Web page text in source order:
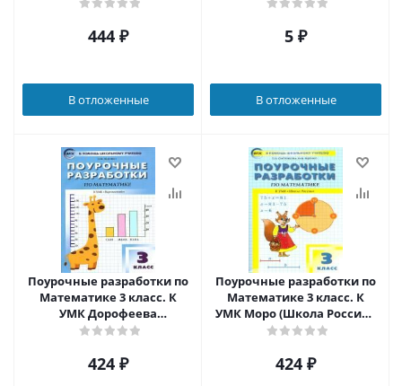
444 ₽
В отложенные
5 ₽
В отложенные
Поурочные разработки по
Математике 3 класс. К
УМК Дорофеева
(Перспектива). ФГОС
424 ₽
Поурочные разработки по
Математике 3 класс. К
УМК Моро (Школа России).
ФГОС
424 ₽